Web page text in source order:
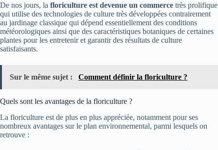
De nos jours, la floriculture est devenue un commerce très prolifique
qui utilise des technologies de culture très développées contrairement
au jardinage classique qui dépend essentiellement des conditions
météorologiques ainsi que des caractéristiques botaniques de certaines
plantes pour les entretenir et garantir des résultats de culture
satisfaisants.
Sur le même sujet : Comment définir la floriculture ?
Quels sont les avantages de la floriculture ?
La floriculture est de plus en plus appréciée, notamment pour ses
nombreux avantages sur le plan environnemental, parmi lesquels on
retrouve :